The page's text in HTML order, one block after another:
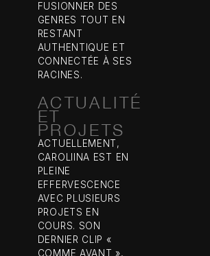
FUSIONNER DES
GENRES TOUT EN
RESTANT
AUTHENTIQUE ET
CONNECTÉE À SES
RACINES.
ACTUALITÉ
ET
PROJETS
ACTUELLEMENT,
CAROLIINA EST EN
PLEINE
EFFERVESCENCE
AVEC PLUSIEURS
PROJETS EN
COURS. SON
DERNIER CLIP «
COMME AVANT »,